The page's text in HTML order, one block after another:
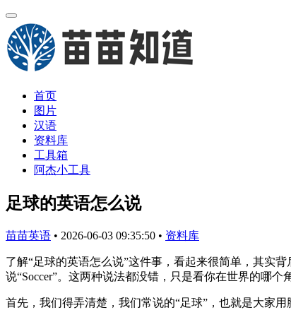
首页
图片
汉语
资料库
工具箱
阿杰小工具
足球的英语怎么说
苗苗英语 • 2026-06-03 09:35:50 • 资料库
了解“足球的英语怎么说”这件事，看起来很简单，其实
说“Soccer”。这两种说法都没错，只是看你在世界的哪个
首先，我们得弄清楚，我们常说的“足球”，也就是大家